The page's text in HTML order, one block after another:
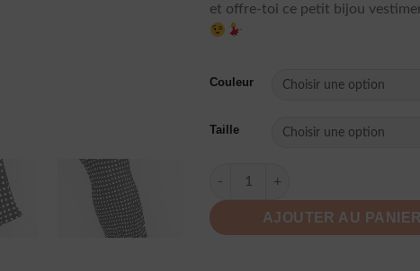
et offre-toi ce petit bijou
Couleur
Taille
quantité de Robe D Ete A Pois
AJOUTER AU PANIER